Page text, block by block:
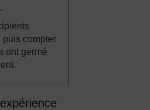
puis compter
ont germé